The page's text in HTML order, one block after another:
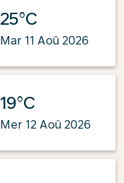
25°C
Mar 11 Aoû 2026
19°C
Mer 12 Aoû 2026